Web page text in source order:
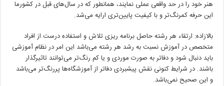
هنر خود را در حد واقعی عملی نمایند، همانطور که در سال‌های قبل در کشورما
این حرفه کمرنگ‌تر و با کیفیت پایین‌تری ارایه می‌شد.
بالازاده: ارتقاء هر رشته حاصل برنامه ریزی تلاش و استفاده درست از افراد
متخصص در آموزش نسبت به رشد هر رشته می‌باشد این امر در نظام آموزشی
باید دنبال شود و دفاتر به صورت موردی و یا کم رنگ‌تر می‌توانند تاثیرگذار
باشند. در شرایط کنونی نقش پیشبردی دفاتر از آموزشگاه‌ها پررنگ‌تر می‌باشد
و این صحیح نمی‌باشد.